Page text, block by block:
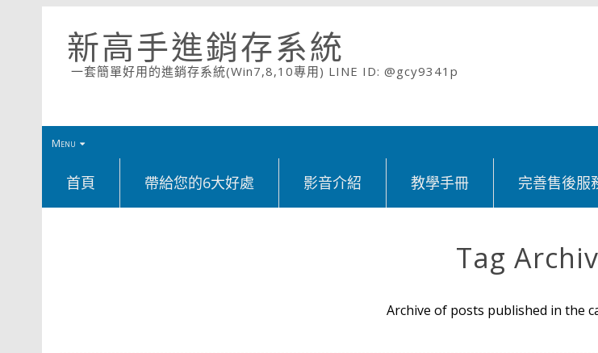
新高手進銷存系統
一套簡單好用的進銷存系統(Win7,8,10專用) LINE ID: @gcy9341p
Menu
首頁 帶給您的6大好處 影音介紹 教學手冊 完善售後服
Tag
Archive of posts published in the